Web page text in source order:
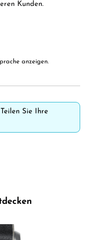
Kunden.
anzeigen.
Sie Ihre